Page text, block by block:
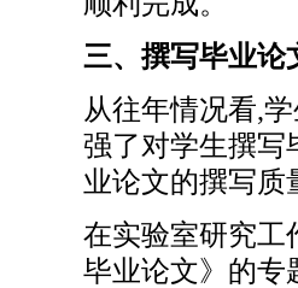
三、撰写毕业论
从往年情况看,
强了对学生撰写
业论文的撰写质
在实验室研究工
毕业论文》的专